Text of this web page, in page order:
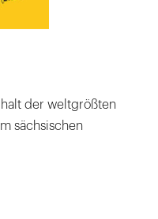
der weltgrößten
sächsischen